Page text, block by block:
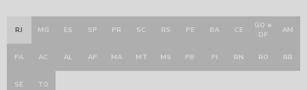
RJ MG ES SP PR SC RS PE BA CE
GO e
DF
AM
PA AC AL AP MA MT MS PB PI RN RO RR
SE TO